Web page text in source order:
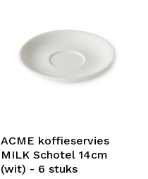
ACME koffieservies
MILK Schotel 14cm
(wit) - 6 stuks